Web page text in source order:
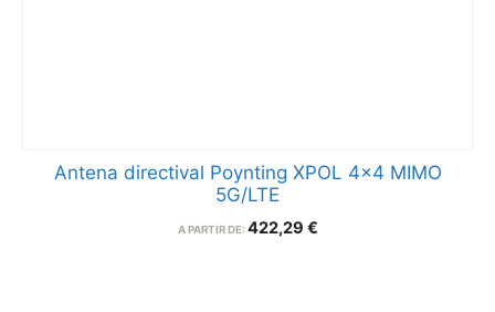
Antena directival Poynting XPOL 4×4 MIMO
5G/LTE
A PARTIR DE: 422,29 €